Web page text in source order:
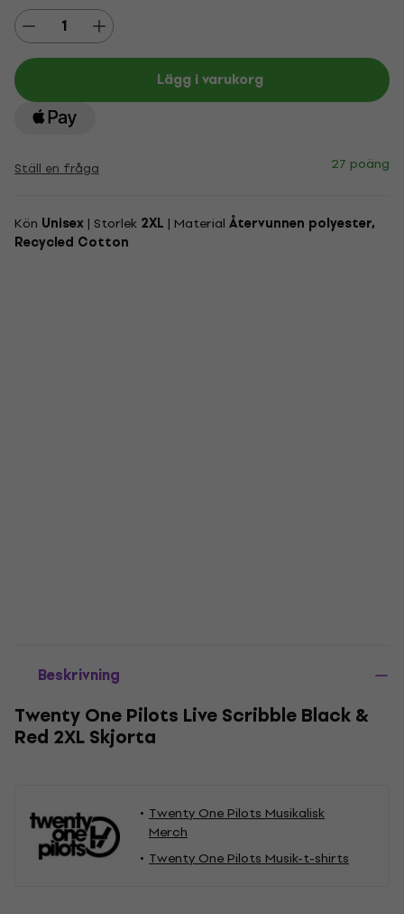
Lägg i varukorg
Ställ en fråga 27 poäng
Kön Unisex | Storlek 2XL | Material Återvunnen polyester,
Recycled Cotton
Beskrivning
Twenty One Pilots Live Scribble Black &
Red 2XL Skjorta
Twenty One Pilots Musikalisk
Merch
Twenty One Pilots Musik-t-shirts